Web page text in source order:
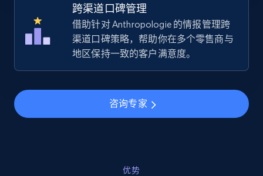
667+ 立即开始
TikTok Shop - Collect TikTok shop products
by keywords search
URL, Title, Available, Description, Currency, Initial
跨渠道口碑管理
借助针对 Anthropologie 的情报管理跨
渠道口碑策略，帮助你在多个零售商与
地区保持一致的客户满意度。
咨询专家
优势